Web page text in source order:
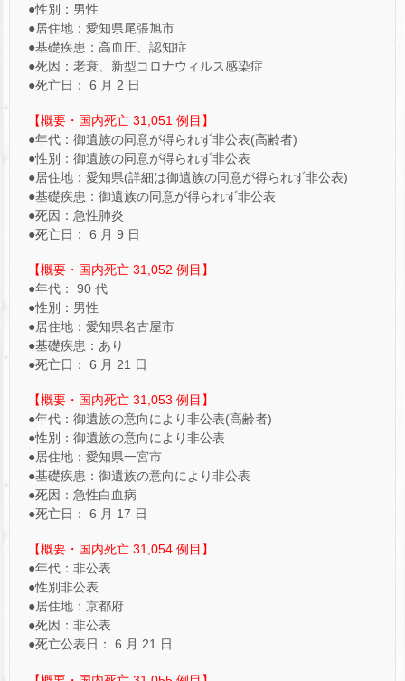
●性別：男性
●居住地：愛知県尾張旭市
●基礎疾患：高血圧、認知症
●死因：老衰、新型コロナウィルス感染症
●死亡日： 6 月 2 日
【概要・国内死亡 31,051 例目】
●年代：御遺族の同意が得られず非公表(高齢者)
●性別：御遺族の同意が得られず非公表
●居住地：愛知県(詳細は御遺族の同意が得られず非公表)
●基礎疾患：御遺族の同意が得られず非公表
●死因：急性肺炎
●死亡日： 6 月 9 日
【概要・国内死亡 31,052 例目】
●年代： 90 代
●性別：男性
●居住地：愛知県名古屋市
●基礎疾患：あり
●死亡日： 6 月 21 日
【概要・国内死亡 31,053 例目】
●年代：御遺族の意向により非公表(高齢者)
●性別：御遺族の意向により非公表
●居住地：愛知県一宮市
●基礎疾患：御遺族の意向により非公表
●死因：急性白血病
●死亡日： 6 月 17 日
【概要・国内死亡 31,054 例目】
●年代：非公表
●性別非公表
●居住地：京都府
●死因：非公表
●死亡公表日： 6 月 21 日